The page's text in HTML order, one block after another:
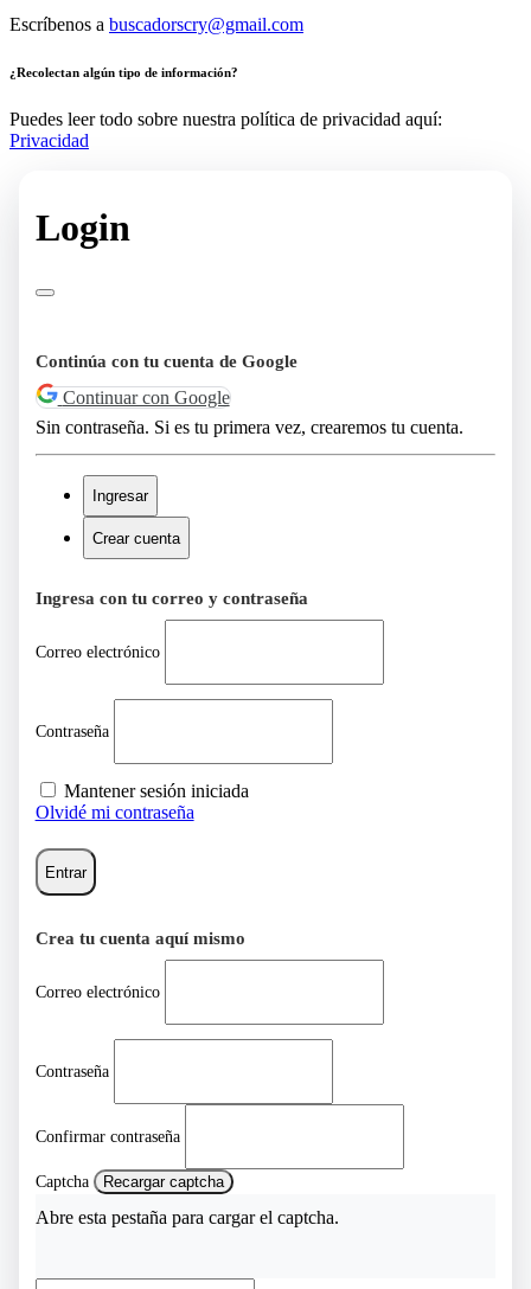
Escríbenos a buscadorscry@gmail.com
¿Recolectan algún tipo de información?
Puedes leer todo sobre nuestra política de privacidad aquí:
Privacidad
Login
Continúa con tu cuenta de Google
Continuar con Google
Sin contraseña. Si es tu primera vez, crearemos tu cuenta.
Ingresar
Crear cuenta
Ingresa con tu correo y contraseña
Correo electrónico
Contraseña
Mantener sesión iniciada
Olvidé mi contraseña
Entrar
Crea tu cuenta aquí mismo
Correo electrónico
Contraseña
Confirmar contraseña
Captcha Recargar captcha
Abre esta pestaña para cargar el captcha.